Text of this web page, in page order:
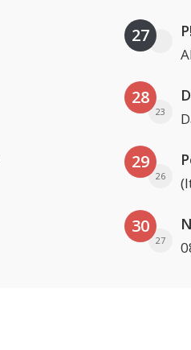
27
28
23
29
26
30
27